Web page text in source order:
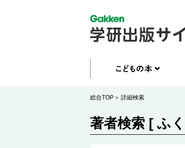
総合TOP 詳細検索
著者検索 [ ふ